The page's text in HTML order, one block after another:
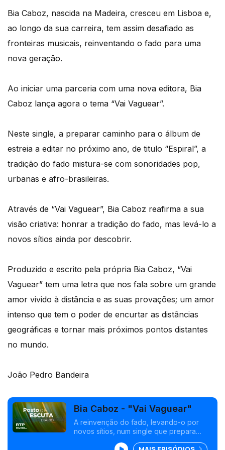
Bia Caboz, nascida na Madeira, cresceu em Lisboa e,
ao longo da sua carreira, tem assim desafiado as
fronteiras musicais, reinventando o fado para uma
nova geração.
Ao iniciar uma parceria com uma nova editora, Bia
Caboz lança agora o tema “Vai Vaguear”.
Neste single, a preparar caminho para o álbum de
estreia a editar no próximo ano, de titulo “Espiral”, a
tradição do fado mistura-se com sonoridades pop,
urbanas e afro-brasileiras.
Através de “Vai Vaguear”, Bia Caboz reafirma a sua
visão criativa: honrar a tradição do fado, mas levá-lo a
novos sítios ainda por descobrir.
Produzido e escrito pela própria Bia Caboz, “Vai
Vaguear” tem uma letra que nos fala sobre um grande
amor vivido à distância e as suas provações; um amor
intenso que tem o poder de encurtar as distâncias
geográficas e tornar mais próximos pontos distantes
no mundo.
João Pedro Bandeira
Bia Caboz - "Vai Vaguear"
A reinvenção do fado, levando-o por
novos sítios, num single que prepara